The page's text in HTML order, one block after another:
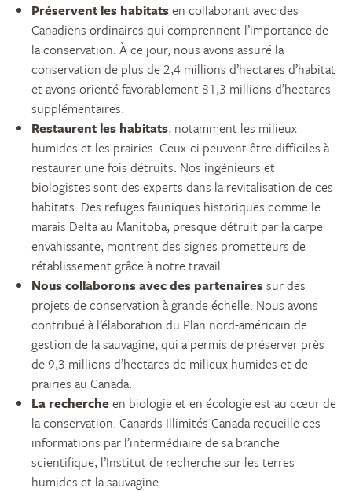
Préservent les habitatsen collaborant avec des
Canadiens ordinaires qui comprennent l’importance de
la conservation. À ce jour, nous avons assuré la
conservation de plus de 2,4 millions d’hectares d’habitat
et avons orienté favorablement 81,3 millions d’hectares
supplémentaires.
Restaurent les habitats, notamment les milieux
humides et les prairies. Ceux-ci peuvent être difficiles à
restaurer une fois détruits. Nos ingénieurs et
biologistes sont des experts dans la revitalisation de ces
habitats. Des refuges fauniques historiques comme le
marais Delta au Manitoba, presque détruit par la carpe
envahissante, montrent des signes prometteurs de
rétablissement grâce à notre travail
Nous collaborons avec des partenairessur des
projets de conservation à grande échelle. Nous avons
contribué à l’élaboration du Plan nord-américain de
gestion de la sauvagine, qui a permis de préserver près
de 9,3 millions d’hectares de milieux humides et de
prairies au Canada.
La rechercheen biologie et en écologie est au cœur de
la conservation. Canards Illimités Canada recueille ces
informations par l’intermédiaire de sa branche
scientifique, l’Institut de recherche sur les terres
humides et la sauvagine.